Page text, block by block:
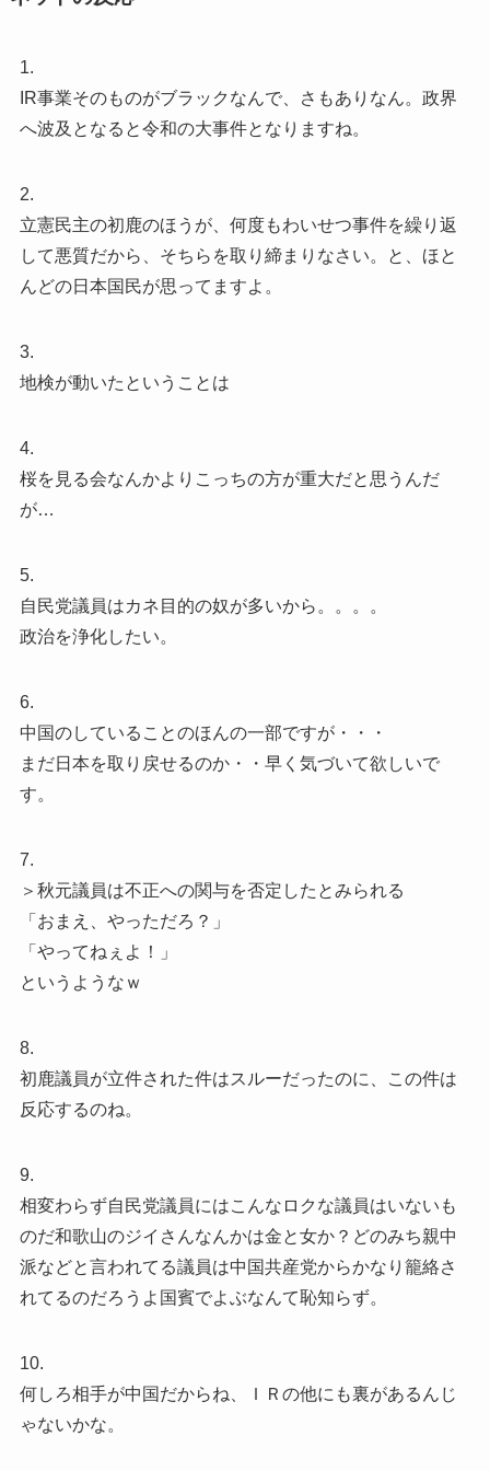
1.
IR事業そのものがブラックなんで、さもありなん。政界
へ波及となると令和の大事件となりますね。
2.
立憲民主の初鹿のほうが、何度もわいせつ事件を繰り返
して悪質だから、そちらを取り締まりなさい。と、ほと
んどの日本国民が思ってますよ。
3.
地検が動いたということは
4.
桜を見る会なんかよりこっちの方が重大だと思うんだ
が…
5.
自民党議員はカネ目的の奴が多いから。。。。
政治を浄化したい。
6.
中国のしていることのほんの一部ですが・・・
まだ日本を取り戻せるのか・・早く気づいて欲しいで
す。
7.
＞秋元議員は不正への関与を否定したとみられる
「おまえ、やっただろ？」
「やってねぇよ！」
というようなｗ
8.
初鹿議員が立件された件はスルーだったのに、この件は
反応するのね。
9.
相変わらず自民党議員にはこんなロクな議員はいないも
のだ️和歌山のジイさんなんかは金と女か？どのみち親中
派などと言われてる議員は中国共産党からかなり籠絡さ
れてるのだろうよ️国賓でよぶなんて恥知らず。
10.
何しろ相手が中国だからね、ＩＲの他にも裏があるんじ
ゃないかな。